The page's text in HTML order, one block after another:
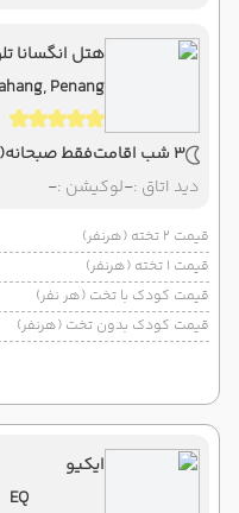
هتل انگسانا
Penang
3 شب اقامت فقط صبحانه(BB)
دید اتاق :-لوکیشن :-
قیمت 2 تخته (هرنفر)
قیمت 1 تخته (هرنفر)
قیمت کودک با تخت (هر نفر)
قیمت کودک بدون تخت (هرنفر)
ایکیو
EQ